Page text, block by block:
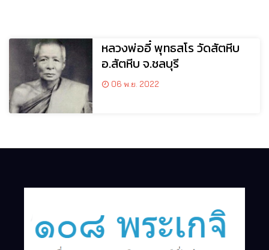
หลวงพ่ออี๋ พุทธสโร วัดสัตหีบ
อ.สัตหีบ จ.ชลบุรี
06 พ.ย. 2022